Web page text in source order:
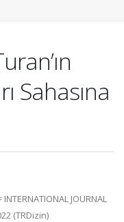
Sahasına
JOURNAL
(TRDizin)